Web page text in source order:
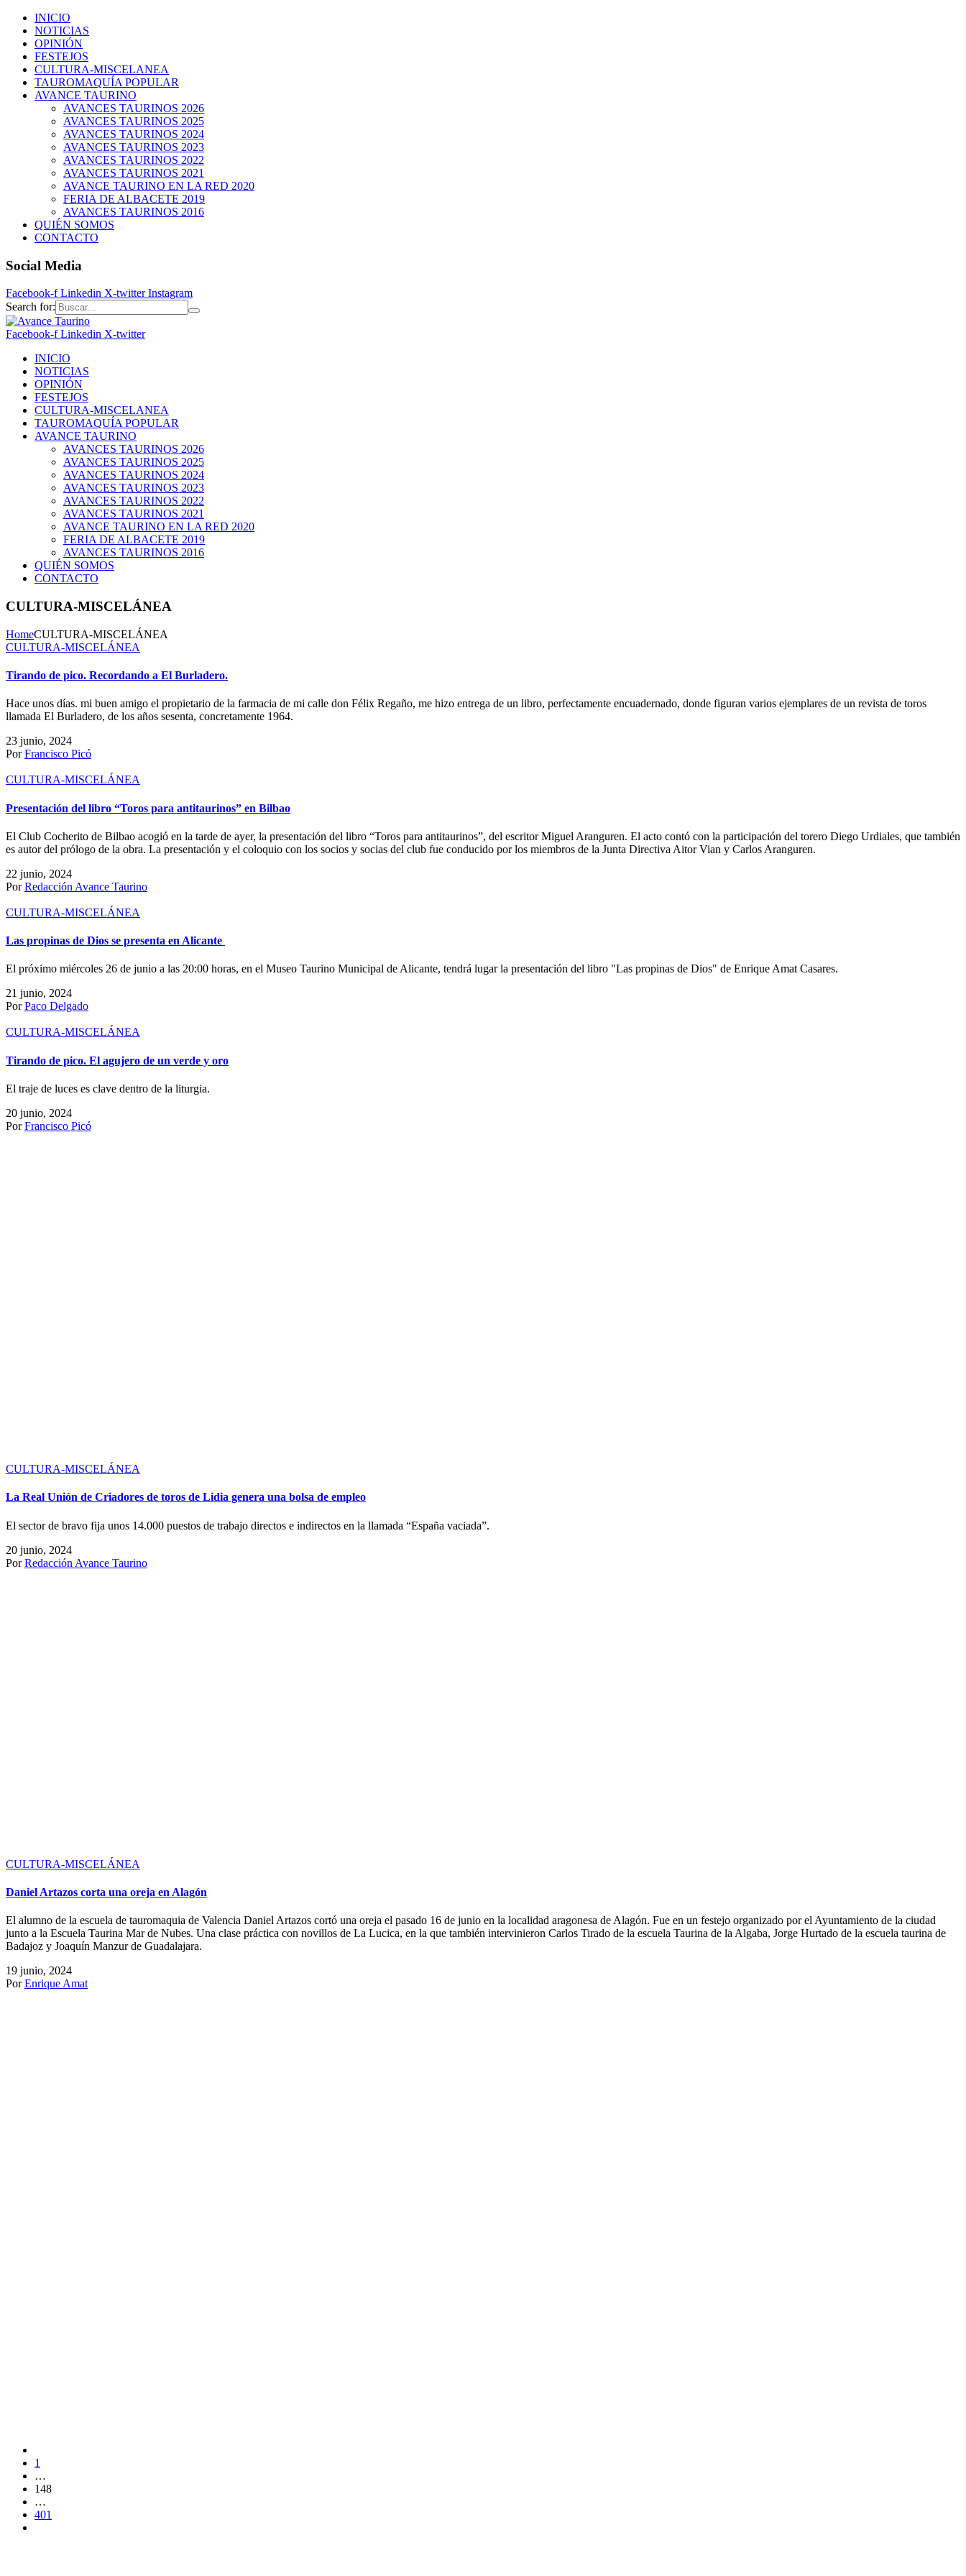
INICIO
NOTICIAS
OPINIÓN
FESTEJOS
CULTURA-MISCELANEA
TAUROMAQUÍA POPULAR
AVANCE TAURINO
AVANCES TAURINOS 2026
AVANCES TAURINOS 2025
AVANCES TAURINOS 2024
AVANCES TAURINOS 2023
AVANCES TAURINOS 2022
AVANCES TAURINOS 2021
AVANCE TAURINO EN LA RED 2020
FERIA DE ALBACETE 2019
AVANCES TAURINOS 2016
QUIÉN SOMOS
CONTACTO
Social Media
Facebook-f Linkedin X-twitter Instagram
Search for:
Facebook-f Linkedin X-twitter
INICIO
NOTICIAS
OPINIÓN
FESTEJOS
CULTURA-MISCELANEA
TAUROMAQUÍA POPULAR
AVANCE TAURINO
AVANCES TAURINOS 2026
AVANCES TAURINOS 2025
AVANCES TAURINOS 2024
AVANCES TAURINOS 2023
AVANCES TAURINOS 2022
AVANCES TAURINOS 2021
AVANCE TAURINO EN LA RED 2020
FERIA DE ALBACETE 2019
AVANCES TAURINOS 2016
QUIÉN SOMOS
CONTACTO
CULTURA-MISCELÁNEA
HomeCULTURA-MISCELÁNEA
CULTURA-MISCELÁNEA
Tirando de pico. Recordando a El Burladero.
Hace unos días. mi buen amigo el propietario de la farmacia de mi calle don Félix Regaño, me hizo entrega de un libro, perfectamente encuadernado, donde figuran varios ejemplares de un revista de toros
llamada El Burladero, de los años sesenta, concretamente 1964.
23 junio, 2024
PorFrancisco Picó
CULTURA-MISCELÁNEA
Presentación del libro “Toros para antitaurinos” en Bilbao
El Club Cocherito de Bilbao acogió en la tarde de ayer, la presentación del libro “Toros para antitaurinos”, del escritor Miguel Aranguren. El acto contó con la participación del torero Diego Urdiales, que también
es autor del prólogo de la obra. La presentación y el coloquio con los socios y socias del club fue conducido por los miembros de la Junta Directiva Aitor Vian y Carlos Aranguren.
22 junio, 2024
PorRedacción Avance Taurino
CULTURA-MISCELÁNEA
Las propinas de Dios se presenta en Alicante
El próximo miércoles 26 de junio a las 20:00 horas, en el Museo Taurino Municipal de Alicante, tendrá lugar la presentación del libro "Las propinas de Dios" de Enrique Amat Casares.
21 junio, 2024
PorPaco Delgado
CULTURA-MISCELÁNEA
Tirando de pico. El agujero de un verde y oro
El traje de luces es clave dentro de la liturgia.
20 junio, 2024
PorFrancisco Picó
148
401